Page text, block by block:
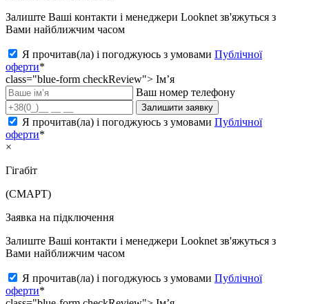
Залиште Ваші контакти і менеджери Looknet зв'яжуться з
Вами найближчим часом
Я прочитав(ла) і погоджуюсь з умовами Публічної
оферти*
class="blue-form checkReview"> Ім’я
Ваш номер телефону
Залишити заявку
Я прочитав(ла) і погоджуюсь з умовами Публічної
оферти*
×
Гігабіт
(СМАРТ)
Заявка на підключення
Залиште Ваші контакти і менеджери Looknet зв'яжуться з
Вами найближчим часом
Я прочитав(ла) і погоджуюсь з умовами Публічної
оферти*